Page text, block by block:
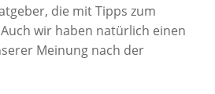
die mit Tipps zum
wir haben natürlich einen
Meinung nach der